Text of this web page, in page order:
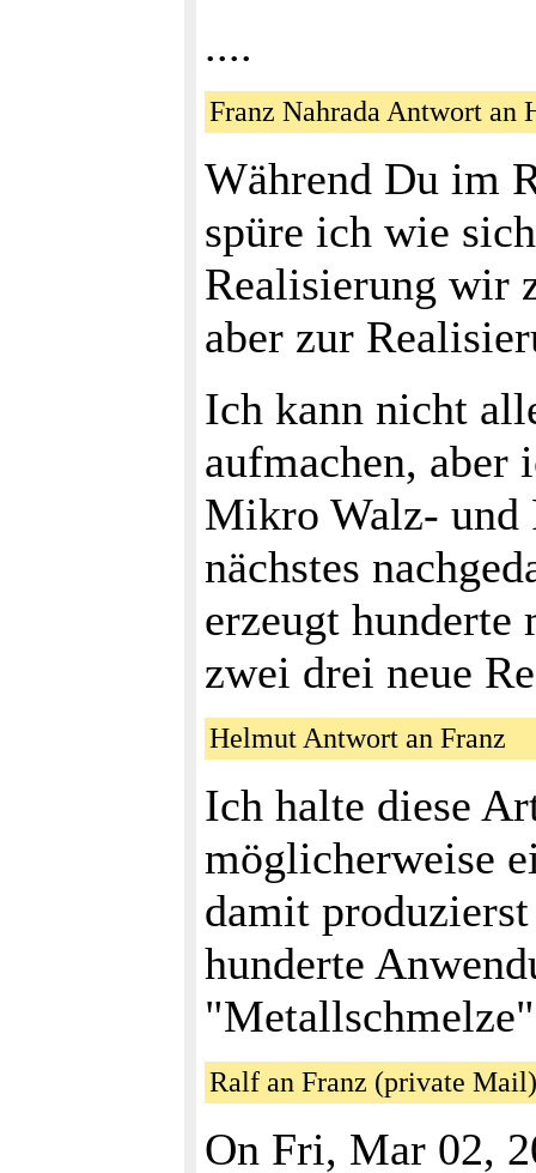
....
Franz Nahrada Antwort an
Während Du im
spüre ich wie
Realisierung wir
aber zur
Ich kann nicht
aufmachen, aber
Mikro Walz- und
nächstes
erzeugt hunderte
zwei drei neue
Helmut Antwort an Franz
Ich halte diese
möglicherweise
damit
hunderte
Ralf an Franz (private Mail)
On Fri, Mar 02,